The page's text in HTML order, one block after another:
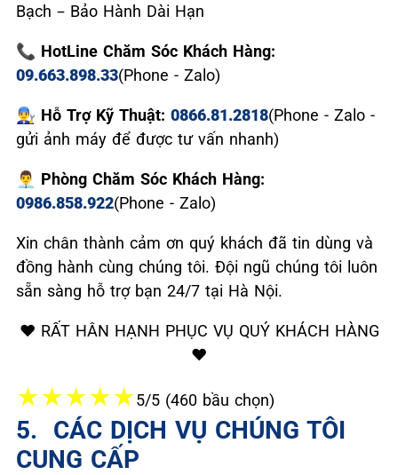
Bạch – Bảo Hành Dài Hạn
📞 HotLine Chăm Sóc Khách Hàng:
09.663.898.33(Phone - Zalo)
👨‍🔧 Hỗ Trợ Kỹ Thuật: 0866.81.2818(Phone - Zalo -
gửi ảnh máy để được tư vấn nhanh)
👨‍💼 Phòng Chăm Sóc Khách Hàng:
0986.858.922(Phone - Zalo)
Xin chân thành cảm ơn quý khách đã tin dùng và
đồng hành cùng chúng tôi. Đội ngũ chúng tôi luôn
sẵn sàng hỗ trợ bạn 24/7 tại Hà Nội.
❤️ RẤT HÂN HẠNH PHỤC VỤ QUÝ KHÁCH HÀNG
❤️
★★★★★5/5 (460 bầu chọn)
5. ️ CÁC DỊCH VỤ CHÚNG TÔI
CUNG CẤP